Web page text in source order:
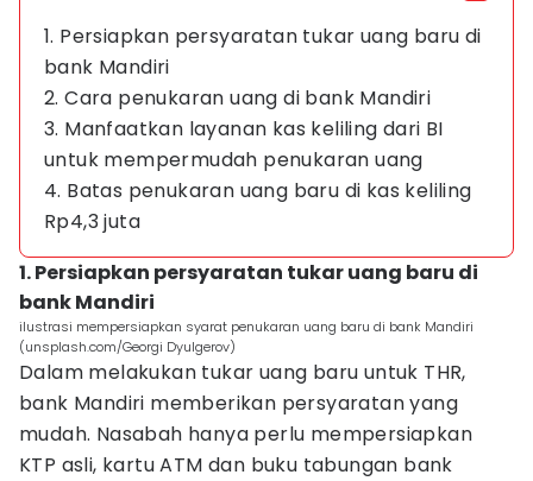
1. Persiapkan persyaratan tukar uang baru di
bank Mandiri
2. Cara penukaran uang di bank Mandiri
3. Manfaatkan layanan kas keliling dari BI
untuk mempermudah penukaran uang
4. Batas penukaran uang baru di kas keliling
Rp4,3 juta
1. Persiapkan persyaratan tukar uang baru di
bank Mandiri
ilustrasi mempersiapkan syarat penukaran uang baru di bank Mandiri
(unsplash.com/Georgi Dyulgerov)
Dalam melakukan tukar uang baru untuk THR,
bank Mandiri memberikan persyaratan yang
mudah. Nasabah hanya perlu mempersiapkan
KTP asli, kartu ATM dan buku tabungan bank